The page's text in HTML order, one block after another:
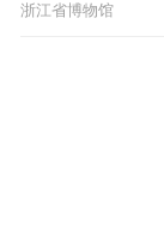
浙江省博物馆